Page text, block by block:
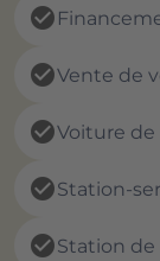
check_circle
check_circleVente de
check_circleVoiture
check_circleStation-
check_circleStation de